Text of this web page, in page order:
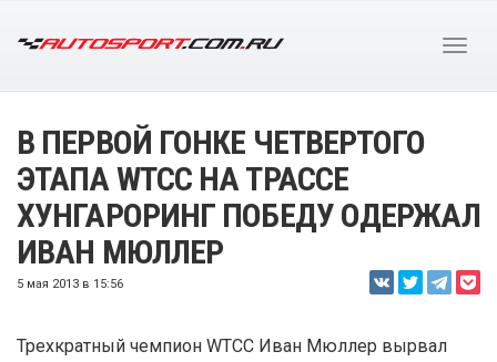
В ПЕРВОЙ ГОНКЕ ЧЕТВЕРТОГО
ЭТАПА WTCC НА ТРАССЕ
ХУНГАРОРИНГ ПОБЕДУ ОДЕРЖАЛ
ИВАН МЮЛЛЕР
5 мая 2013 в 15:56
Трехкратный чемпион WTCC Иван Мюллер вырвал